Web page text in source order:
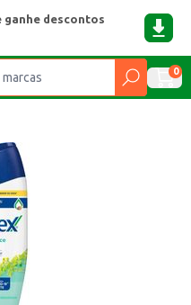
ganhe descontos
0